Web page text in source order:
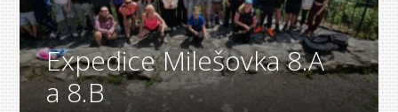
Expedice Milešovka 8.A
a 8.B